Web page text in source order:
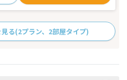
る(2プラン、2部屋タイプ)